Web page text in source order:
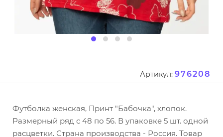
Артикул: 976208
Футболка женская, Принт "Бабочка", хлопок.
Размерный ряд с 48 по 56. В упаковке 5 шт. одной
расцветки. Страна производства - Россия. Товар